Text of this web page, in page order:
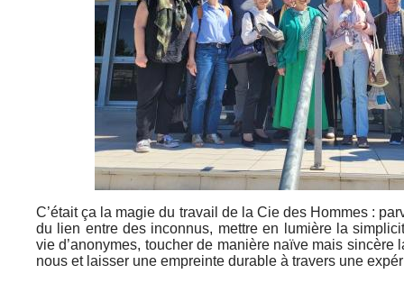
C’était ça la magie du travail de la Cie des Hommes :
du lien entre des inconnus, mettre en lumière la
vie d’anonymes, toucher de manière naïve mais sincère
nous et laisser une empreinte durable à travers une